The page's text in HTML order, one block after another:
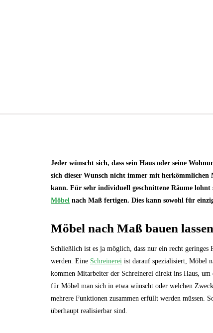
Jeder wünscht sich, dass sein Haus oder seine
sich dieser Wunsch nicht immer mit
kann. Für sehr individuell geschnittene Räume
Möbel nach Maß fertigen. Dies kann sowohl für
Möbel nach Maß bauen lassen
Schließlich ist es ja möglich, dass nur ein recht geringes
werden. Eine Schreinerei ist darauf spezialisiert, Möbel
kommen Mitarbeiter der Schreinerei direkt ins Haus, um
für Möbel man sich in etwa wünscht oder welchen
mehrere Funktionen zusammen erfüllt werden müssen.
überhaupt realisierbar sind.